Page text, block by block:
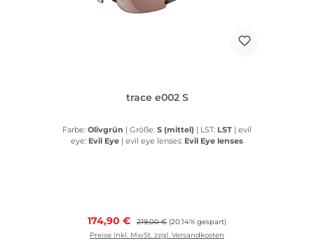
trace e002 S
Farbe: Olivgrün | Größe: S (mittel) | LST: LST |
eye: Evil Eye | evil eye lenses: Evil Eye lenses
Verkaufspreis:
174,90 € Regulärer Preis:
219,00 € (20.14% gespart)
Preise inkl. MwSt. zzgl. Versandkosten